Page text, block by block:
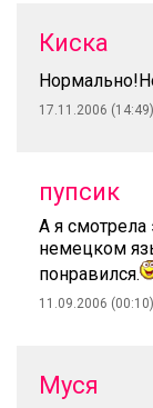
Киска
17.11.2006 (14:49)
пупсик
А я смотрела
немецком
понравился.
11.09.2006 (00:10)
Муся